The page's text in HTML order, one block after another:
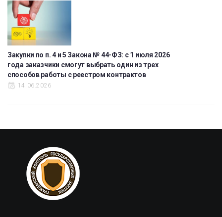
Закупки по п. 4 и 5 Закона № 44-ФЗ: с 1 июля 2026
года заказчики смогут выбрать один из трех
способов работы с реестром контрактов
14.06.2026